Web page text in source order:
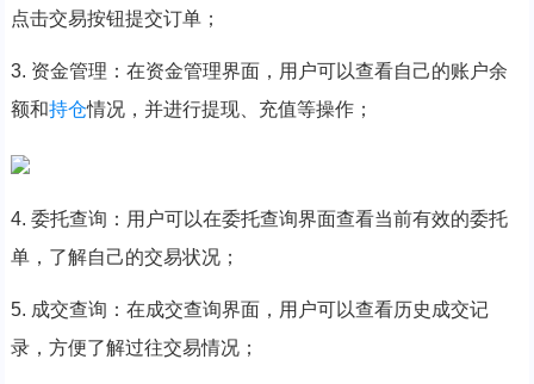
点击交易按钮提交订单；
3. 资金管理：在资金管理界面，用户可以查看自己的账户余
额和持仓情况，并进行提现、充值等操作；
4. 委托查询：用户可以在委托查询界面查看当前有效的委托
单，了解自己的交易状况；
5. 成交查询：在成交查询界面，用户可以查看历史成交记
录，方便了解过往交易情况；